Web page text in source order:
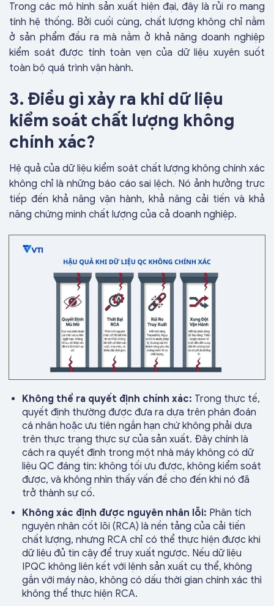
Trong các mô hình sản xuất hiện đại, đây là rủi ro mang
tính hệ thống. Bởi cuối cùng, chất lượng không chỉ nằm
ở sản phẩm đầu ra mà nằm ở khả năng doanh nghiệp
kiểm soát được tính toàn vẹn của dữ liệu xuyên suốt
toàn bộ quá trình vận hành.
3. Điều gì xảy ra khi dữ liệu
kiểm soát chất lượng không
chính xác?
Hệ quả của dữ liệu kiểm soát chất lượng không chính xác
không chỉ là những báo cáo sai lệch. Nó ảnh hưởng trực
tiếp đến khả năng vận hành, khả năng cải tiến và khả
năng chứng minh chất lượng của cả doanh nghiệp.
Không thể ra quyết định chính xác: Trong thực tế,
quyết định thường được đưa ra dựa trên phán đoán
cá nhân hoặc ưu tiên ngắn hạn chứ không phải dựa
trên thực trạng thực sự của sản xuất. Đây chính là
cách ra quyết định trong một nhà máy không có dữ
liệu QC đáng tin: không tối ưu được, không kiểm soát
được, và không nhìn thấy vấn đề cho đến khi nó đã
trở thành sự cố.
Không xác định được nguyên nhân lỗi: Phân tích
nguyên nhân cốt lõi (RCA) là nền tảng của cải tiến
chất lượng, nhưng RCA chỉ có thể thực hiện được khi
dữ liệu đủ tin cậy để truy xuất ngược. Nếu dữ liệu
IPQC không liên kết với lệnh sản xuất cụ thể, không
gắn với máy nào, không có dấu thời gian chính xác thì
không thể thực hiện RCA.